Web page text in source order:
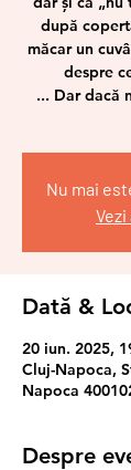
după
măcar un
despre
... Dar dacă
Nu mai
Dată &
20 iun. 2025,
Cluj-Napoca,
Napoca
Despre